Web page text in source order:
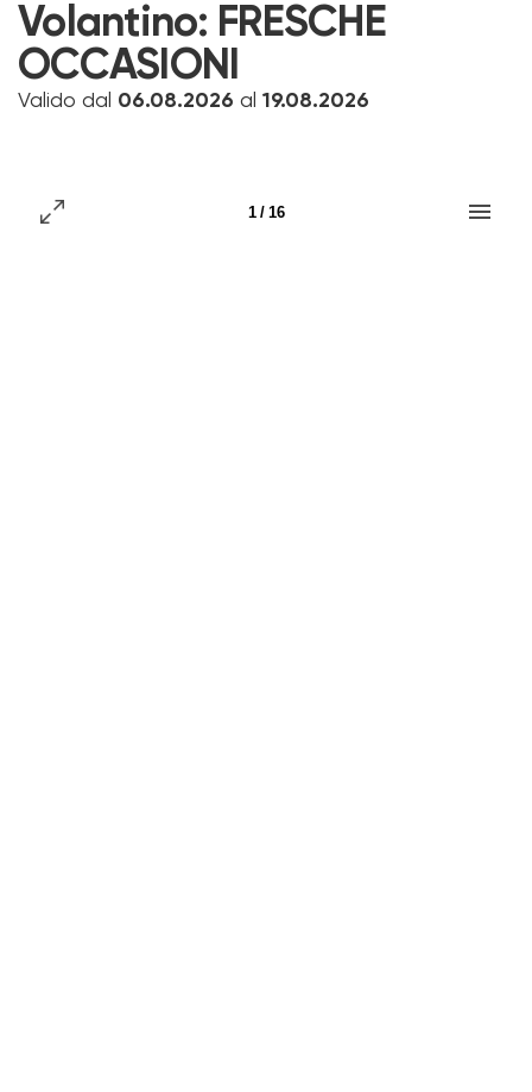
Volantino: FRESCHE
OCCASIONI
Valido dal 06.08.2026 al 19.08.2026